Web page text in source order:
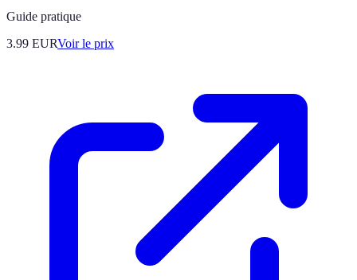
Guide pratique
3.99 EURVoir le prix